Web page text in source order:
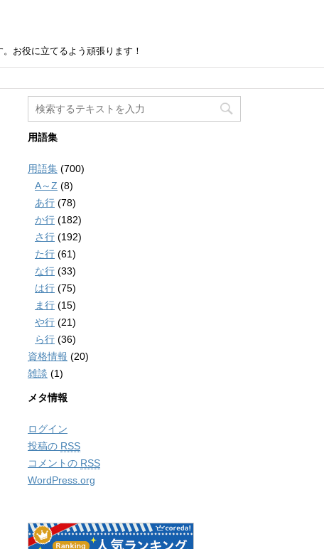
お役に立てるよう頑張ります！
用語集
用語集 (700)
A～Z (8)
あ行 (78)
か行 (182)
さ行 (192)
た行 (61)
な行 (33)
は行 (75)
ま行 (15)
や行 (21)
ら行 (36)
資格情報 (20)
雑談 (1)
メタ情報
ログイン
投稿の RSS
コメントの RSS
WordPress.org